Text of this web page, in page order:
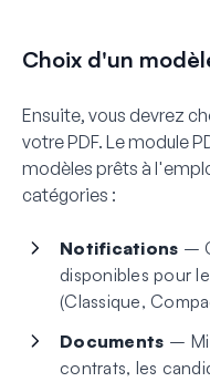
Choix d'un
Ensuite, vous devrez
votre PDF. Le module
modèles prêts à
catégories :
Notifications –
disponibles pour
(Classique,
Documents –
contrats, les